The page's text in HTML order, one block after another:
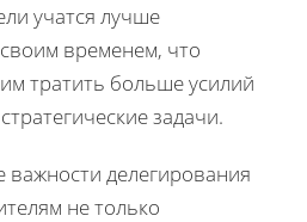
учатся лучше
временем, что
тратить больше усилий
задачи.
важности делегирования
не только